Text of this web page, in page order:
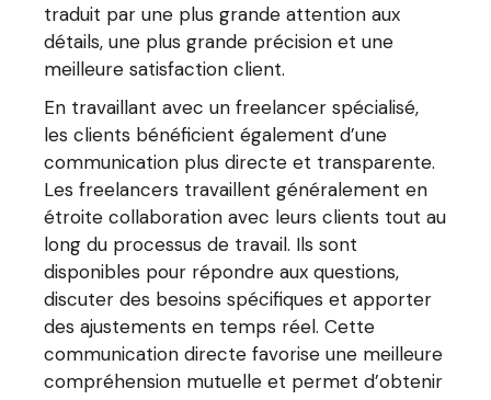
traduit par une plus grande attention aux
détails, une plus grande précision et une
meilleure satisfaction client.
En travaillant avec un freelancer spécialisé,
les clients bénéficient également d’une
communication plus directe et transparente.
Les freelancers travaillent généralement en
étroite collaboration avec leurs clients tout au
long du processus de travail. Ils sont
disponibles pour répondre aux questions,
discuter des besoins spécifiques et apporter
des ajustements en temps réel. Cette
communication directe favorise une meilleure
compréhension mutuelle et permet d’obtenir